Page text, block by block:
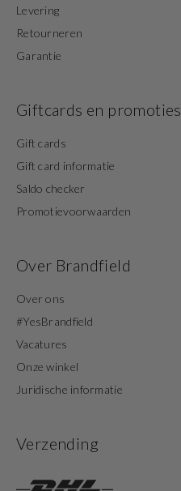
Levering
Retourneren
Garantie
Giftcards en promoties
Gift cards
Gift card informatie
Saldo checker
Promotievoorwaarden
Over Brandfield
Over ons
#YesBrandfield
Vacatures
Onze winkel
Juridische informatie
Verzending